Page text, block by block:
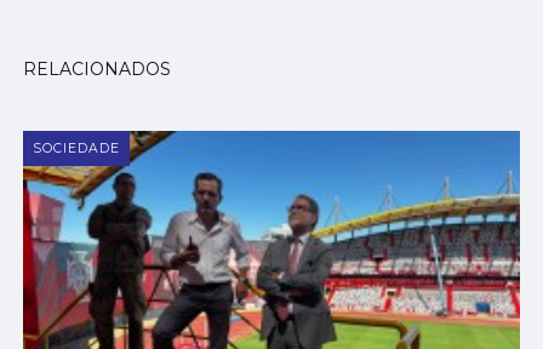
RELACIONADOS
SOCIEDADE